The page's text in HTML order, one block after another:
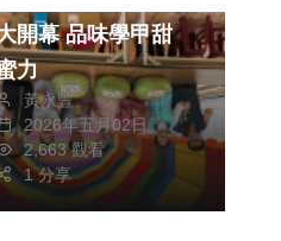
開幕 品味學甲甜
力
黃永豐
2026年五月02日
2,663 觀看
1 分享
生活 文教
分署推動人提計畫